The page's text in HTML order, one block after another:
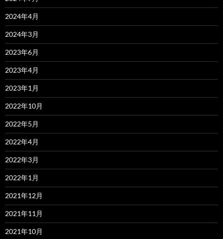
2024年4月
2024年3月
2023年6月
2023年4月
2023年1月
2022年10月
2022年5月
2022年4月
2022年3月
2022年1月
2021年12月
2021年11月
2021年10月